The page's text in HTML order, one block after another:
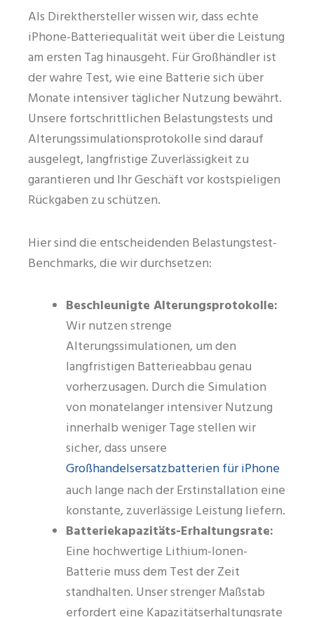
Als Direkthersteller wissen wir, dass echte
iPhone-Batteriequalität weit über die Leistung
am ersten Tag hinausgeht. Für Großhändler ist
der wahre Test, wie eine Batterie sich über
Monate intensiver täglicher Nutzung bewährt.
Unsere fortschrittlichen Belastungstests und
Alterungssimulationsprotokolle sind darauf
ausgelegt, langfristige Zuverlässigkeit zu
garantieren und Ihr Geschäft vor kostspieligen
Rückgaben zu schützen.
Hier sind die entscheidenden Belastungstest-
Benchmarks, die wir durchsetzen:
Beschleunigte Alterungsprotokolle:
Wir nutzen strenge
Alterungssimulationen, um den
langfristigen Batterieabbau genau
vorherzusagen. Durch die Simulation
von monatelanger intensiver Nutzung
innerhalb weniger Tage stellen wir
sicher, dass unsere
Großhandelsersatzbatterien für iPhone
auch lange nach der Erstinstallation eine
konstante, zuverlässige Leistung liefern.
Batteriekapazitäts-Erhaltungsrate:
Eine hochwertige Lithium-Ionen-
Batterie muss dem Test der Zeit
standhalten. Unser strenger Maßstab